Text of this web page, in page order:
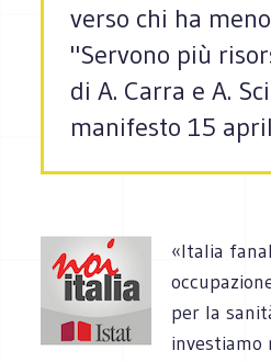
verso chi ha
"Servono più
di A. Carra e A.
manifesto 15
«Italia
per la
investiamo